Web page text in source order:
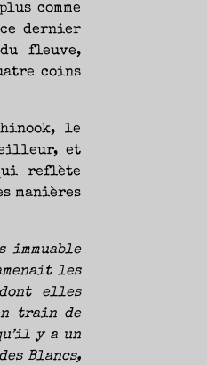
comme
ce dernier
fleuve,
coins
le
et
reflète
manières
immuable
les
elles
train de
y a un
Blancs,